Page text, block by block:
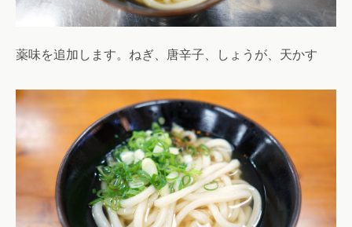
薬味を追加します。ねぎ、唐辛子、しょうが、天かす